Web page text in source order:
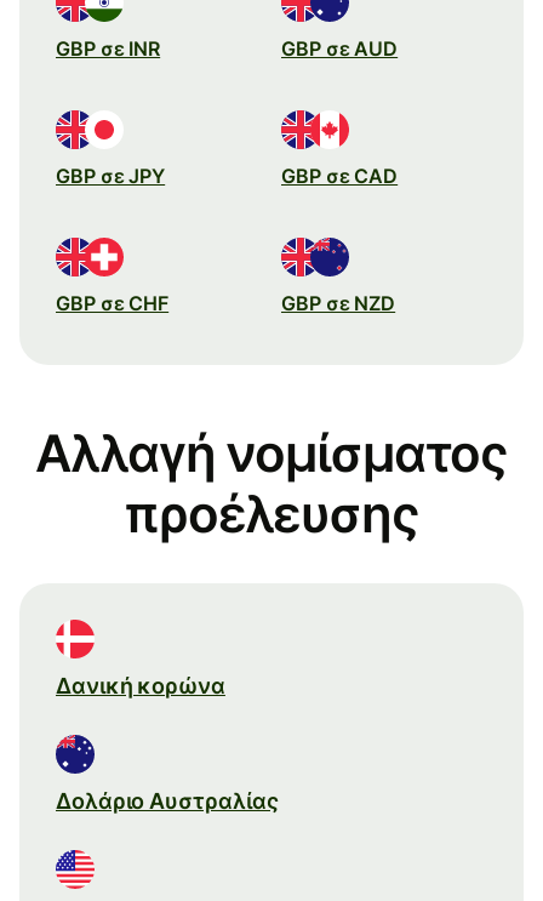
GBP σε INR GBP σε AUD
GBP σε JPY GBP σε CAD
GBP σε CHF GBP σε NZD
Αλλαγή νομίσματος
προέλευσης
Δανική κορώνα
Δολάριο Αυστραλίας